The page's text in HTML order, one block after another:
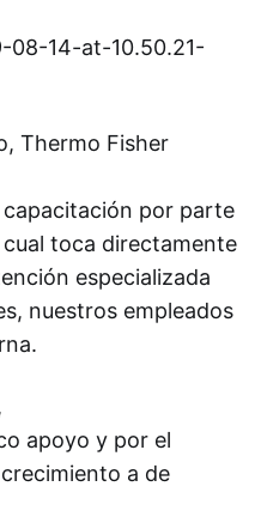
Thermo Fisher
por parte
toca directamente
especializada
nuestros empleados
apoyo y por el
a de